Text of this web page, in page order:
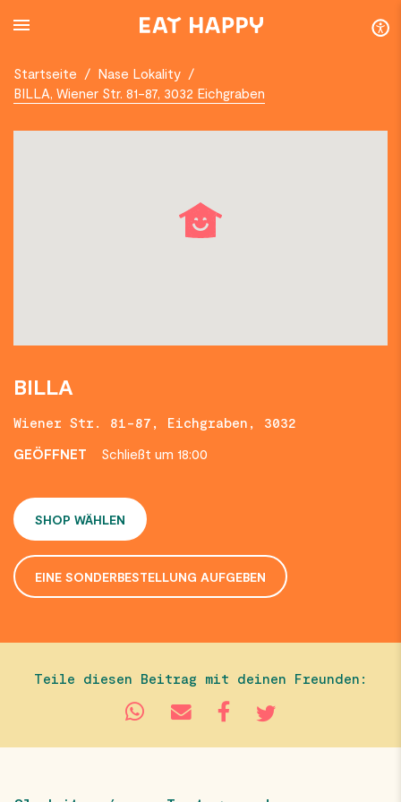
TO
Startseite / Nase Lokality /
BILLA, Wiener Str. 81-87, 3032 Eichgraben
BILLA
Wiener Str. 81-87, Eichgraben, 3032
GEÖFFNET
Schließt um 18:00
SHOP WÄHLEN
EINE SONDERBESTELLUNG AUFGEBEN
Teile diesen Beitrag mit deinen Freunden: